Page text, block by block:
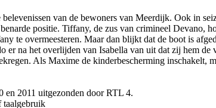
van de bewoners van Meerdijk. Ook in
positie. Tiffany, de zus van crimineel Devano,
te overmeesteren. Maar dan blijkt dat de boot is
er na het overlijden van Isabella van uit dat zij hem
Als Maxime de kinderbescherming inschakelt,
en 2011 uitgezonden door RTL 4.